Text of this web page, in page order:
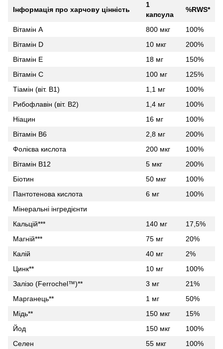
Інформація про харчову цінність
1
капсула
%RWS*
Вітамін А 800 мкг
100%
Вітамін D
10 мкг
200%
Вітамін Е
18 мг
150%
Вітамін С
100 мг
125%
Тіамін (віт. B1)
1,1 мг
100%
Рибофлавін (віт. B2)
1,4 мг
100%
Ніацин
16 мг
100%
Вітамін B6
2,8 мг
200%
Фолієва кислота
200 мкг
100%
Вітамін B12
5 мкг
200%
Біотин
50 мкг
100%
Пантотенова кислота
6 мг
100%
Мінеральні інгредієнти
Кальцій***
140 мг
17,5%
Магній***
75 мг
20%
Калій
40 мг
2%
Цинк**
10 мг
100%
Залізо (Ferrochel™)**
3 мг
21%
Марганець**
1 мг
50%
Мідь**
150 мкг
15%
Йод
150 мкг
100%
Селен
55 мкг 100%